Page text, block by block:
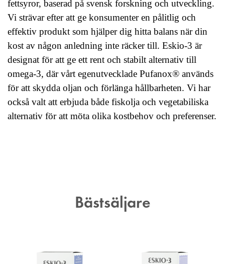
fettsyror, baserad på svensk forskning och utveckling.
Vi strävar efter att ge konsumenter en pålitlig och
effektiv produkt som hjälper dig hitta balans när din
kost av någon anledning inte räcker till. Eskio-3 är
designat för att ge ett rent och stabilt alternativ till
omega-3, där vårt egenutvecklade Pufanox® används
för att skydda oljan och förlänga hållbarheten. Vi har
också valt att erbjuda både fiskolja och vegetabiliska
alternativ för att möta olika kostbehov och preferenser.
Bästsäljare